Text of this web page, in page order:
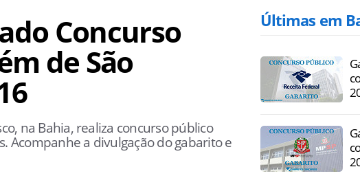
Concurso
de São
na Bahia, realiza concurso público
Acompanhe a divulgação do gabarito e
Últimas em